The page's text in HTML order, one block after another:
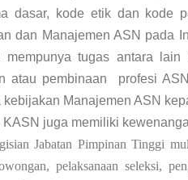
dasar, kode etik dan kode
dan Manajemen ASN pada
tugas antara lain
atau pembinaan
profesi
Manajemen ASN
juga memiliki
Jabatan Pimpinan Tinggi
pelaksanaan seleksi,